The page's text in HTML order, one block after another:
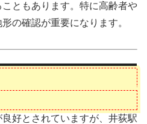
ともあります。特に高齢者や
の確認が重要になります。
好とされていますが、井荻駅